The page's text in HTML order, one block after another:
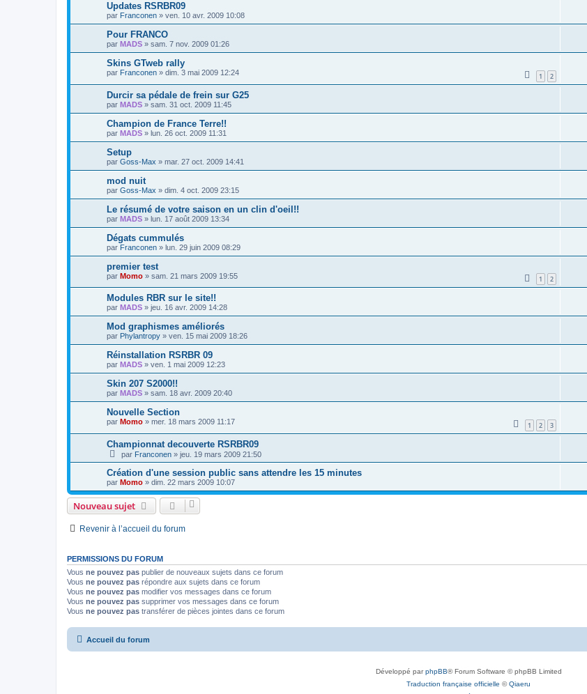
Updates RSRBR09
par Franconen » ven. 10 avr. 2009 10:08
Pour FRANCO
par MADS » sam. 7 nov. 2009 01:26
Skins GTweb rally
par Franconen » dim. 3 mai 2009 12:24 1 2
Durcir sa pédale de frein sur G25
par MADS » sam. 31 oct. 2009 11:45
Champion de France Terre!!
par MADS » lun. 26 oct. 2009 11:31
Setup
par Goss-Max » mar. 27 oct. 2009 14:41
mod nuit
par Goss-Max » dim. 4 oct. 2009 23:15
Le résumé de votre saison en un clin d'oeil!!
par MADS » lun. 17 août 2009 13:34
Dégats cummulés
par Franconen » lun. 29 juin 2009 08:29
premier test
par Momo » sam. 21 mars 2009 19:55 1 2
Modules RBR sur le site!!
par MADS » jeu. 16 avr. 2009 14:28
Mod graphismes améliorés
par Phylantropy » ven. 15 mai 2009 18:26
Réinstallation RSRBR 09
par MADS » ven. 1 mai 2009 12:23
Skin 207 S2000!!
par MADS » sam. 18 avr. 2009 20:40
Nouvelle Section
par Momo » mer. 18 mars 2009 11:17 1 2 3
Championnat decouverte RSRBR09
par Franconen » jeu. 19 mars 2009 21:50
Création d'une session public sans attendre les 15 minutes
par Momo » dim. 22 mars 2009 10:07
Nouveau sujet
Revenir à l’accueil du forum
PERMISSIONS DU FORUM
Vous ne pouvez pas publier de nouveaux sujets dans ce forum
Vous ne pouvez pas répondre aux sujets dans ce forum
Vous ne pouvez pas modifier vos messages dans ce forum
Vous ne pouvez pas supprimer vos messages dans ce forum
Vous ne pouvez pas transférer de pièces jointes dans ce forum
Accueil du forum
Développé parphpBB® Forum Software © phpBB Limited
Traduction française officielle ©Qiaeru